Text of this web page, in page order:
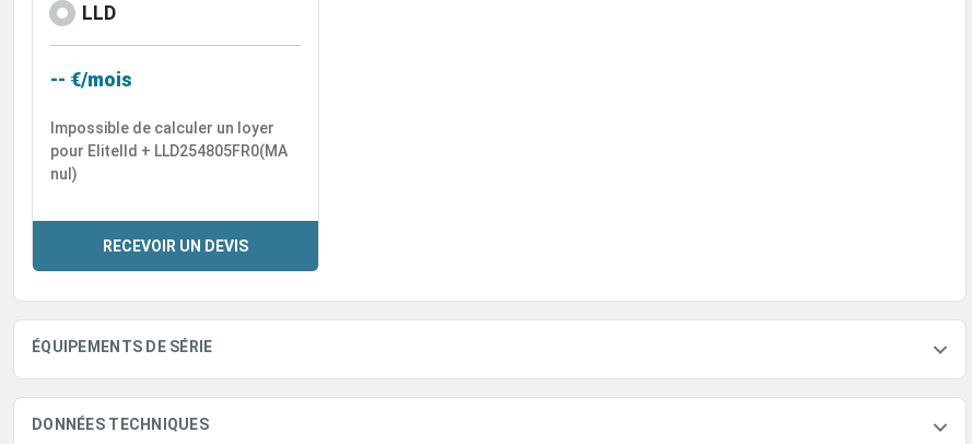
LLD
-- €/mois
Impossible de calculer un loyer
pour Elitelld + LLD254805FR0(MA
nul)
RECEVOIR UN DEVIS
ÉQUIPEMENTS DE SÉRIE
DONNÉES TECHNIQUES